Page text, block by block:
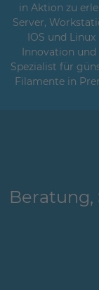
in Aktion zu
Server,
IOS und
Innovation und
Spezialist für
Filamente in
Beratung,